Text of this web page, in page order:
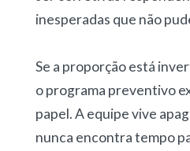
inesperadas que não
Se a proporção está
o programa preventivo
papel. A equipe vive
nunca encontra tempo